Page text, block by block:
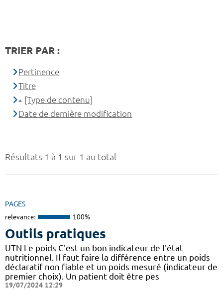
Résultats 1 à 1 sur 1 au total
PAGES
relevance: 100%
Outils pratiques
UTN Le poids C'est un bon indicateur de l'état
nutritionnel. Il faut faire la différence entre un poids
déclaratif non fiable et un poids mesuré (indicateur de
premier choix). Un patient doit être pes
19/07/2024 12:29
TRIER PAR :
Pertinence
Titre
[Type de contenu]
Date de dernière modification